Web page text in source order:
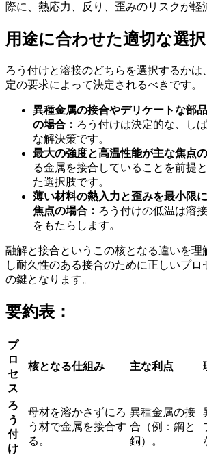
際に、熱応力、反り、歪みのリスクが軽
用途に合わせた適切な選択
ろう付けと溶接のどちらを選択するかは
定の要求によって決定されるべきです。
異種金属の接合やデリケートな部
の場合： ろう付けは決定的な、し
な解決策です。
最大の強度と高温性能が主な焦点の
る金属を接合していることを前提
た選択肢です。
薄い材料の熱入力と歪みを最小限
焦点の場合： ろう付けの低温は溶
をもたらします。
融解と接合というこの核となる違いを理
し耐久性のある接合のために正しいプロ
の鍵となります。
要約表：
プ
ロ
セ
ス
核となる仕組み 主な利点
ろ
う
付
け
母材を溶かさずにろ
う材で金属を接合す
る。
異種金属の接
合（例：鋼と
銅）。